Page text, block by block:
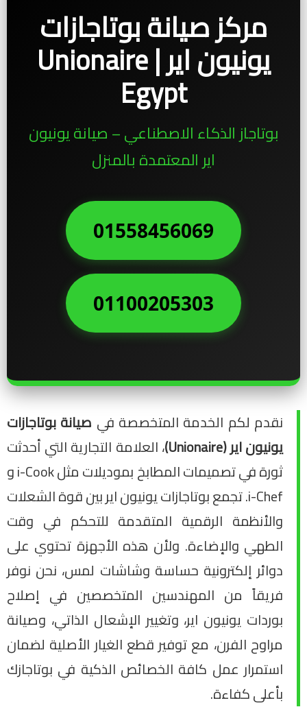
مركز صيانة بوتاجازات
يونيون اير | Unionaire
Egypt
بوتاجاز الذكاء الاصطناعي – صيانة يونيون
اير المعتمدة بالمنزل
01558456069
01100205303
نقدم لكم الخدمة المتخصصة في صيانة بوتاجازات
يونيون اير (Unionaire)
، العلامة التجارية التي أحدثت
ثورة في تصميمات المطابخ بموديلات مثل i-Cook و
i-Chef. تجمع بوتاجازات يونيون اير بين قوة الشعلات
والأنظمة الرقمية المتقدمة للتحكم في وقت
الطهي والإضاءة. ولأن هذه الأجهزة تحتوي على
دوائر إلكترونية حساسة وشاشات لمس، نحن نوفر
فريقاً من المهندسين المتخصصين في إصلاح
بوردات يونيون اير، وتغيير الإشعال الذاتي، وصيانة
مراوح الفرن، مع توفير قطع الغيار الأصلية لضمان
استمرار عمل كافة الخصائص الذكية في بوتاجازك
بأعلى كفاءة.